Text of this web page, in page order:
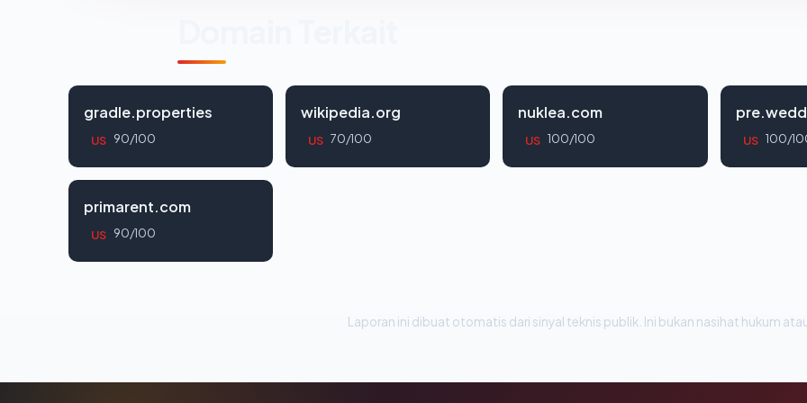
gradle.properties
US 90/100
wikipedia.org
US 70/100
nuklea.com
US 100/100 US 100/
primarent.com
US 90/100
Laporan ini dibuat otomatis dari sinyal teknis publik. Ini bukan nasihat hukum